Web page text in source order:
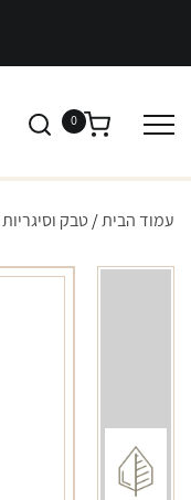
0
עמוד הבית/טבק וסיגריות